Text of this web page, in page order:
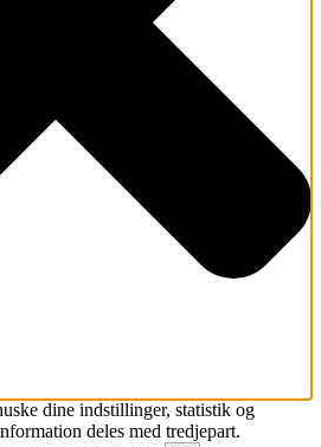
dine indstillinger, statistik og
deles med tredjepart.